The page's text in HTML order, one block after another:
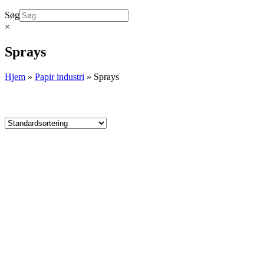
Søg
×
Sprays
Hjem » Papir industri » Sprays